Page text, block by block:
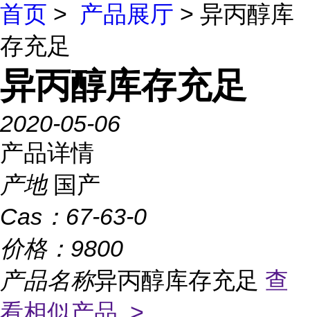
首页 > 产品展厅 > 异丙醇库
存充足
异丙醇库存充足
2020-05-06
产品详情
产地 国产
Cas： 67-63-0
价格： 9800
产品名称异丙醇库存充足 查